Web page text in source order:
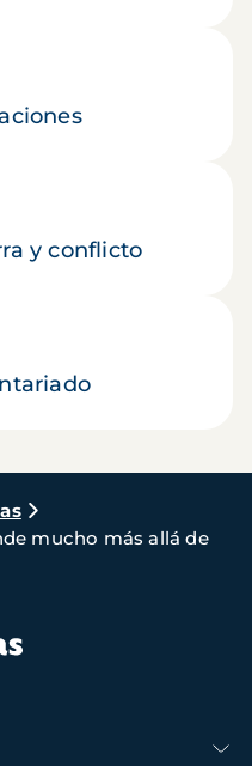
y conflicto
mucho más allá de